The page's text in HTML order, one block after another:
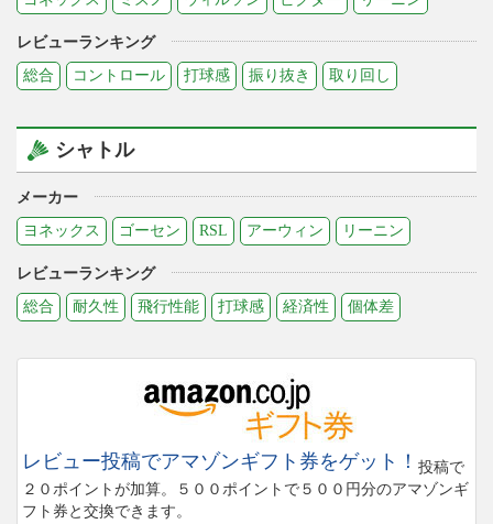
レビューランキング
総合
コントロール 打球感 振り抜き 取り回し
シャトル
メーカー
ヨネックス
ゴーセン RSL アーウィン リーニン
レビューランキング
総合
耐久性 飛行性能 打球感 経済性 個体差
レビュー投稿でアマゾンギフト券をゲット！ 投稿で
２０ポイントが加算。５００ポイントで５００円分のアマゾンギ
フト券と交換できます。